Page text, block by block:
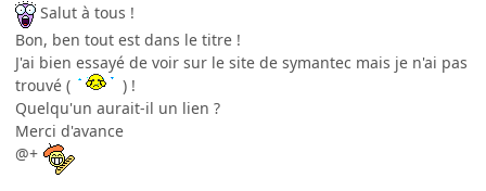
Salut à tous !
Bon, ben tout est dans le titre !
J'ai bien essayé de voir sur le site de symantec mais je n'ai pas
trouvé (
) !
Quelqu'un aurait-il un lien ?
Merci d'avance
@+